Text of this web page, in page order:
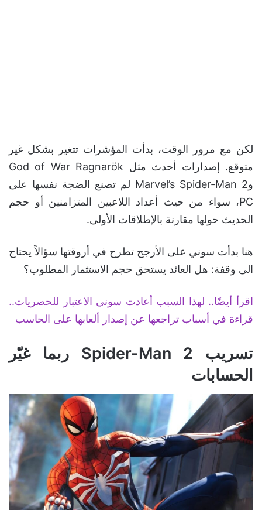
لكن مع مرور الوقت، بدأت المؤشرات تتغير بشكل غير
متوقع. إصدارات أحدث مثل God of War Ragnarök
وMarvel’s Spider-Man 2 لم تصنع الضجة نفسها على
PC، سواء من حيث أعداد اللاعبين المتزامنين أو حجم
الحديث حولها مقارنة بالإطلاقات الأولى.
هنا بدأت سوني على الأرجح تطرح في أروقتها سؤالاً يحتاج
الى وقفة: هل العائد يستحق حجم الاستثمار المطلوب؟
اقرأ أيضًا.. لهذا السبب أعادت سوني الاعتبار للحصريات..
قراءة في أسباب تراجعها عن إصدار ألعابها على الحاسب
تسريب Spider-Man 2 ربما غيّر
الحسابات